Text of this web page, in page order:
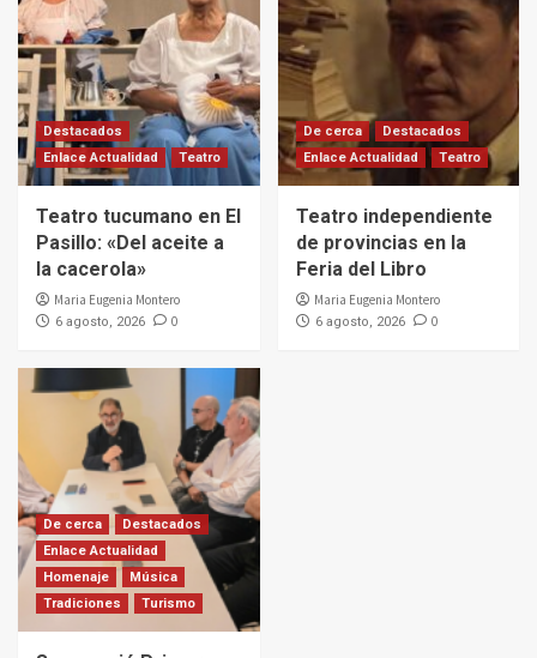
Destacados
Enlace Actualidad
Teatro
Teatro tucumano en El
Pasillo: «Del aceite a
la cacerola»
Maria Eugenia Montero
6 agosto, 2026 0
De cerca
Destacados
Enlace Actualidad
Teatro
Teatro independiente
de provincias en la
Feria del Libro
Maria Eugenia Montero
6 agosto, 2026 0
De cerca
Destacados
Enlace Actualidad
Homenaje
Música
Tradiciones
Turismo